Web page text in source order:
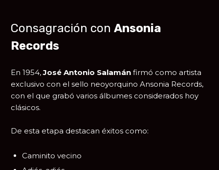
Consagración conAnsonia
Records
En 1954,José Antonio Salamán firmó como artista
exclusivo con el sello neoyorquino Ansonia Records,
con el que grabó varios álbumes considerados hoy
clásicos.
De esta etapa destacan éxitos como:
Caminito vecino